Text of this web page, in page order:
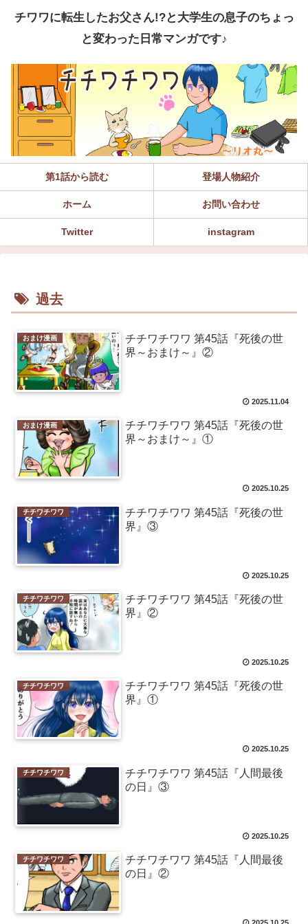
チワワに転生したお父さん!?と大学生の息子のちょっ
と変わった日常マンガです♪
第1話から読む 登場人物紹介
ホーム お問い合わせ
Twitter instagram
過去
おまけ漫画
チチワチワワ 第45話『死後の世
界～おまけ～』②
2025.11.04
おまけ漫画
チチワチワワ 第45話『死後の世
界～おまけ～』①
2025.10.25
チチワチワワ
チチワチワワ 第45話『死後の世
界』③
2025.10.25
チチワチワワ
チチワチワワ 第45話『死後の世
界』②
2025.10.25
チチワチワワ
チチワチワワ 第45話『死後の世
界』①
2025.10.25
チチワチワワ
チチワチワワ 第45話『人間最後
の日』③
2025.10.25
チチワチワワ
チチワチワワ 第45話『人間最後
の日』②